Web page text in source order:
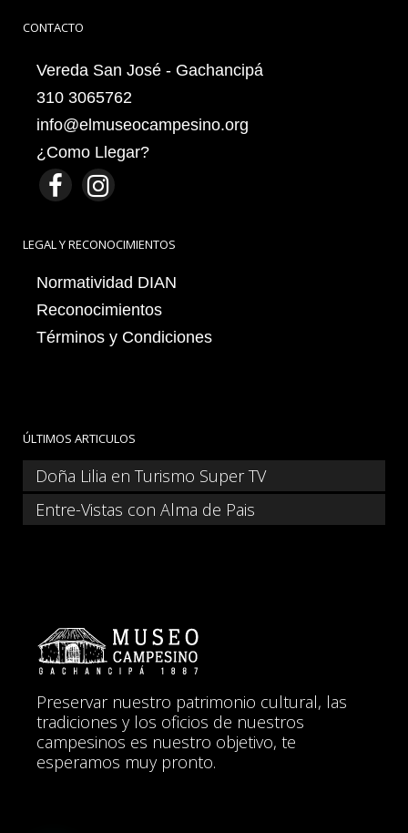
CONTACTO
Vereda San José - Gachancipá
310 3065762
info@elmuseocampesino.org
¿Como Llegar?
LEGAL Y RECONOCIMIENTOS
Normatividad DIAN
Reconocimientos
Términos y Condiciones
ÚLTIMOS ARTICULOS
Doña Lilia en Turismo Super TV
Entre-Vistas con Alma de Pais
Preservar nuestro patrimonio cultural, las
tradiciones y los oficios de nuestros
campesinos es nuestro objetivo, te
esperamos muy pronto.